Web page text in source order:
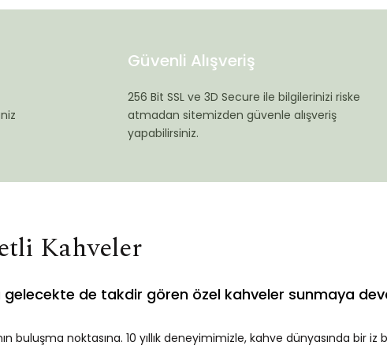
Güvenli Alışveriş
256 Bit SSL ve 3D Secure ile bilgilerinizi riske
atmadan sitemizden güvenle alışveriş
yapabilirsiniz.
Kahveler
de takdir gören özel kahveler sunmaya
buluşma noktasına. 10 yıllık deneyimimizle, kahve dünyasında bir